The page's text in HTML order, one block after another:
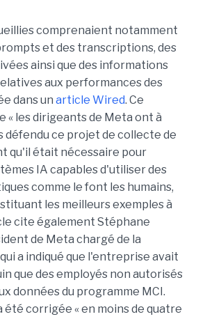
comprenaient notamment
et des transcriptions, des
ainsi que des informations
aux performances des
dans un article Wired. Ce
« les dirigeants de Meta ont à
défendu ce projet de collecte de
qu'il était nécessaire pour
IA capables d'utiliser des
comme le font les humains,
les meilleurs exemples à
cite également Stéphane
de Meta chargé de la
a indiqué que l'entreprise avait
que des employés non autorisés
données du programme MCI.
été corrigée « en moins de quatre